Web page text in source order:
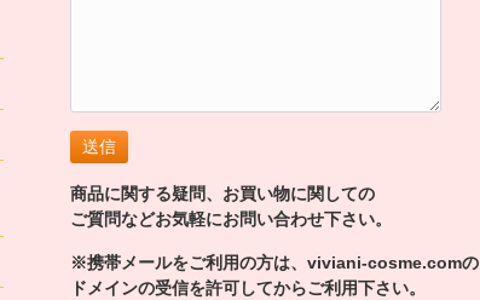
商品に関する疑問、お買い物に関しての
ご質問などお気軽にお問い合わせ下さい。
※携帯メールをご利用の方は、viviani-cosme.comの
ドメインの受信を許可してからご利用下さい。